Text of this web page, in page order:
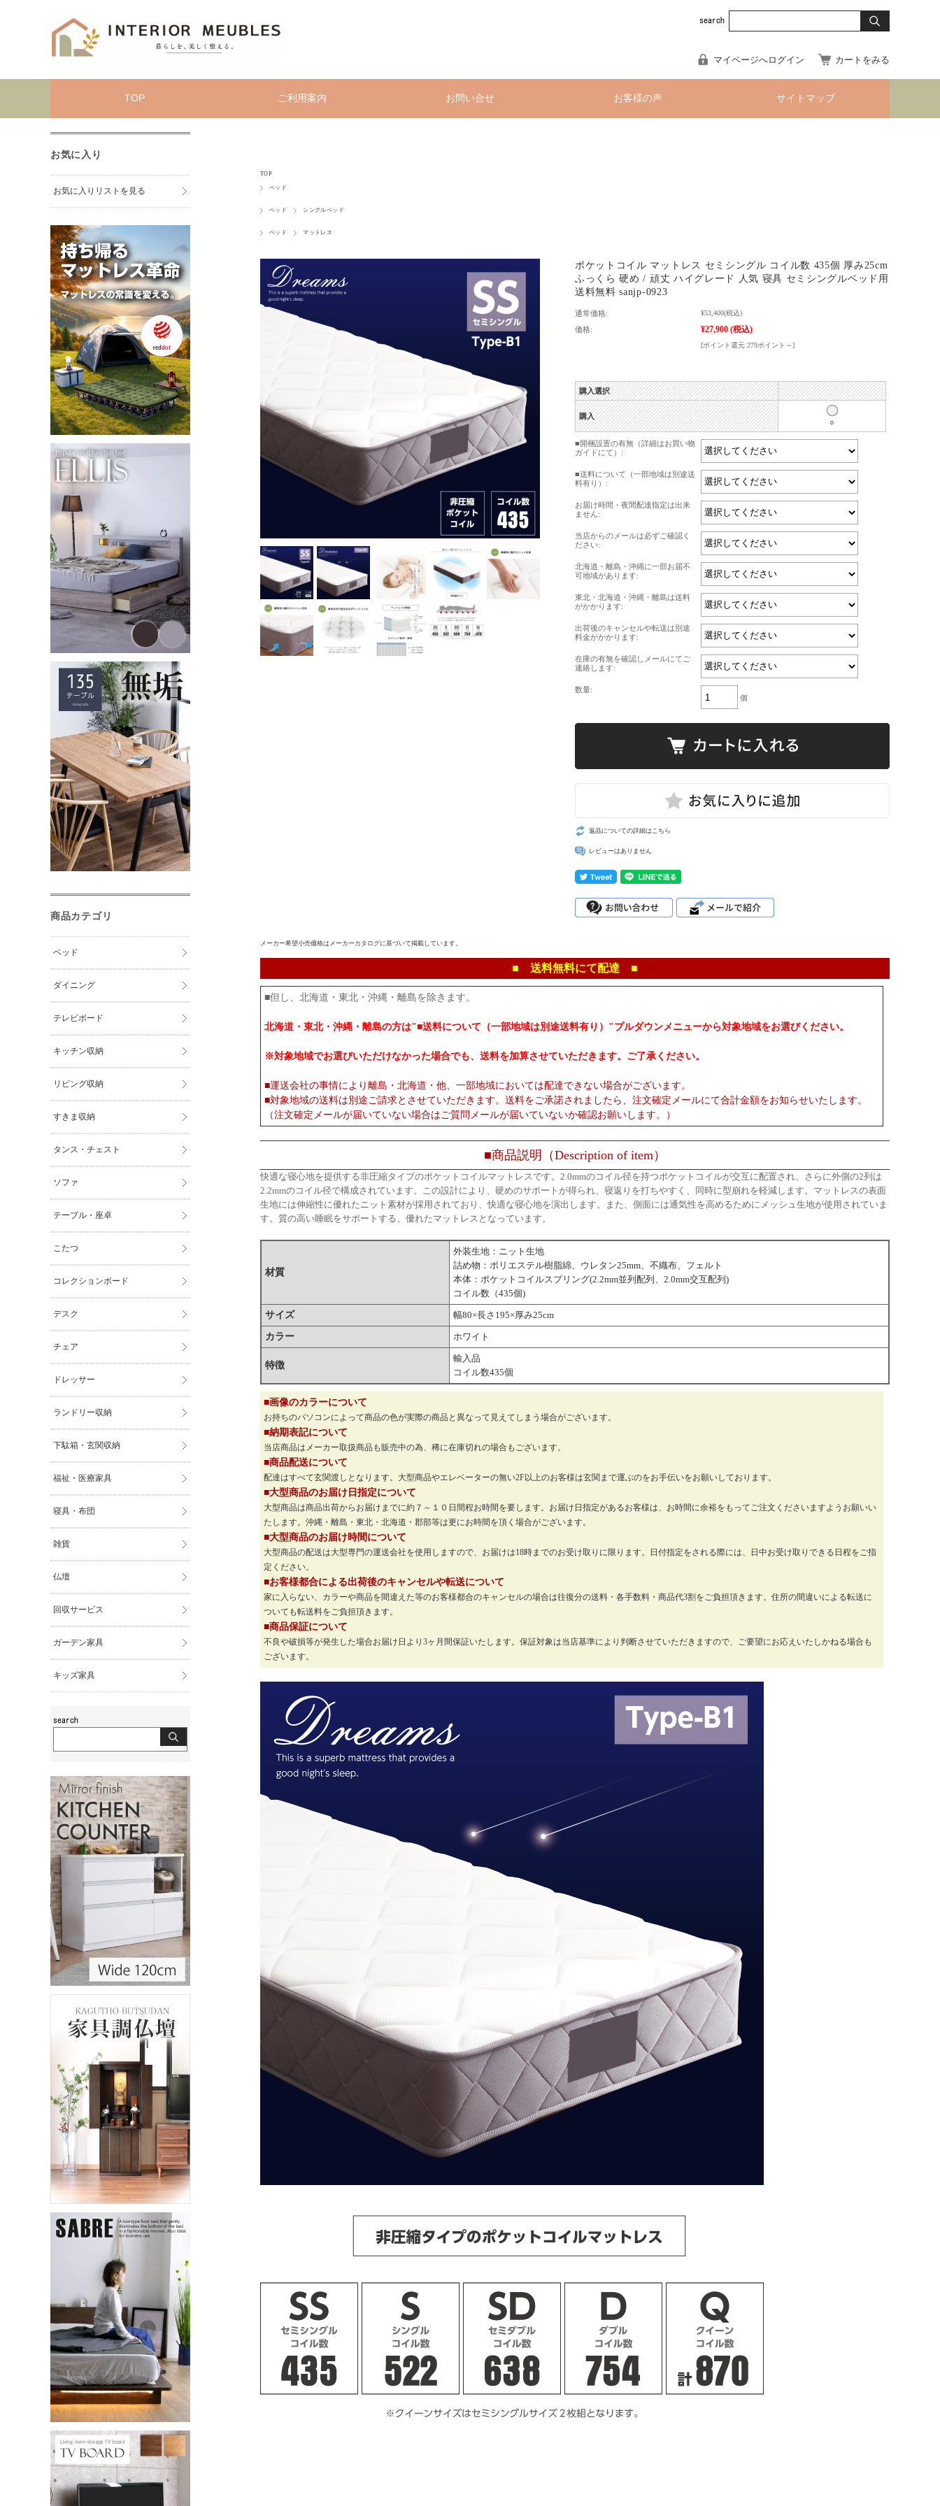
マイページへログイン カートをみる
TOP ご利用案内 お問い合せ お客様の声 サイトマップ
TOP
ベッド
ベッド シングルベッド
ベッド マットレス
ポケットコイル マットレス セミシングル コイル数 435個 厚み25cm
ふっくら 硬め / 頑丈 ハイグレード 人気 寝具 セミシングルベッド用
送料無料 sanjp-0923
通常価格: ¥53,400(税込)
価格: ¥27,900 (税込)
[ポイント還元 279ポイント～]
購入選択
購入
○
■開梱設置の有無（詳細はお買い物
ガイドにて）:
■送料について（一部地域は別途送
料有り）:
お届け時間・夜間配達指定は出来
ません:
当店からのメールは必ずご確認く
ださい:
北海道・離島・沖縄に一部お届不
可地域があります:
東北・北海道・沖縄・離島は送料
がかかります:
出荷後のキャンセルや転送は別途
料金がかかります:
在庫の有無を確認しメールにてご
連絡します:
数量:
個
返品についての詳細はこちら
レビューはありません
メーカー希望小売価格はメーカーカタログに基づいて掲載しています。
■ 送料無料にて配達 ■
■但し、北海道・東北・沖縄・離島を除きます。
北海道・東北・沖縄・離島の方は"■送料について（一部地域は別途送料有り）"プルダウンメニューから対象地域をお選びください。
※対象地域でお選びいただけなかった場合でも、送料を加算させていただきます。ご了承ください。
■運送会社の事情により離島・北海道・他、一部地域においては配達できない場合がございます。
■対象地域の送料は別途ご請求とさせていただきます。送料をご承諾されましたら、注文確定メールにて合計金額をお知らせいたします。
（注文確定メールが届いていない場合はご質問メールが届いていないか確認お願いします。）
■商品説明（Description of item）
快適な寝心地を提供する非圧縮タイプのポケットコイルマットレスです。2.0mmのコイル径を持つポケットコイルが交互に配置され、さらに外側の2列は
2.2mmのコイル径で構成されています。この設計により、硬めのサポートが得られ、寝返りを打ちやすく、同時に型崩れを軽減します。マットレスの表面
生地には伸縮性に優れたニット素材が採用されており、快適な寝心地を演出します。また、側面には通気性を高めるためにメッシュ生地が使用されていま
す。質の高い睡眠をサポートする、優れたマットレスとなっています。
材質
外装生地：ニット生地
詰め物：ポリエステル樹脂綿、ウレタン25mm、不織布、フェルト
本体：ポケットコイルスプリング(2.2mm並列配列、2.0mm交互配列)
コイル数（435個)
サイズ 幅80×長さ195×厚み25cm
カラー ホワイト
特徴
輸入品
コイル数435個
■画像のカラーについて
お持ちのパソコンによって商品の色が実際の商品と異なって見えてしまう場合がございます。
■納期表記について
当店商品はメーカー取扱商品も販売中の為、稀に在庫切れの場合もございます。
■商品配送について
配達はすべて玄関渡しとなります。大型商品やエレベーターの無い2F以上のお客様は玄関まで運ぶのをお手伝いをお願いしております。
■大型商品のお届け日指定について
大型商品は商品出荷からお届けまでに約７～１０日間程お時間を要します。お届け日指定があるお客様は、お時間に余裕をもってご注文くださいますようお願いい
たします。沖縄・離島・東北・北海道・郡部等は更にお時間を頂く場合がございます。
■大型商品のお届け時間について
大型商品の配送は大型専門の運送会社を使用しますので、お届けは18時までのお受け取りに限ります。日付指定をされる際には、日中お受け取りできる日程をご指
定ください。
■お客様都合による出荷後のキャンセルや転送について
家に入らない、カラーや商品を間違えた等のお客様都合のキャンセルの場合は往復分の送料・各手数料・商品代3割をご負担頂きます。住所の間違いによる転送に
ついても転送料をご負担頂きます。
■商品保証について
不良や破損等が発生した場合お届け日より3ヶ月間保証いたします。保証対象は当店基準により判断させていただきますので、ご要望にお応えいたしかねる場合も
ございます。
お気に入り
お気に入りリストを見る
商品カテゴリ
ベッド
ダイニング
テレビボード
キッチン収納
リビング収納
すきま収納
タンス・チェスト
ソファ
テーブル・座卓
こたつ
コレクションボード
デスク
チェア
ドレッサー
ランドリー収納
下駄箱・玄関収納
福祉・医療家具
寝具・布団
雑貨
仏壇
回収サービス
ガーデン家具
キッズ家具